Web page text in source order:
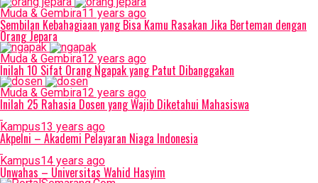
Muda & Gembira11 years ago
Sembilan Kebahagiaan yang Bisa Kamu Rasakan Jika Berteman dengan
Orang Jepara
Muda & Gembira12 years ago
Inilah 10 Sifat Orang Ngapak yang Patut Dibanggakan
Muda & Gembira12 years ago
Inilah 25 Rahasia Dosen yang Wajib Diketahui Mahasiswa
Kampus13 years ago
Akpelni – Akademi Pelayaran Niaga Indonesia
Kampus14 years ago
Unwahas – Universitas Wahid Hasyim